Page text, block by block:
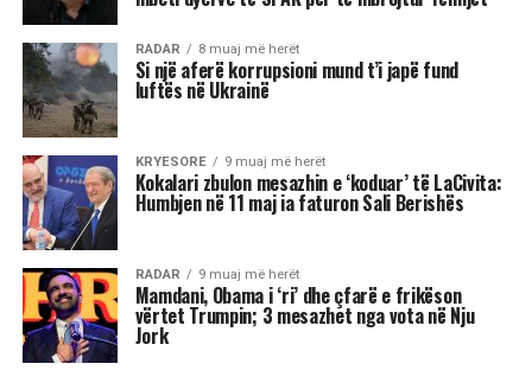
rezultojë”.
“Ministrja më e veçantë është Diella. Zgjedhjet e
tjera s’më befasuan, janë zgjedhje brenda stilit të
Ramës.
Ka zgjedhur sërish kryesisht gra, sepse sipas tij
me gratë punohet më mirë, gjë që unë s’e di sa e
vërtetë është.
Në terma të CV-së dhe përgatitjes akademike,
apo karrierave që kanë, s’më duken keq, sidomos